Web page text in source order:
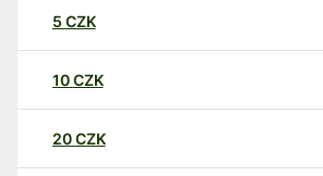
5 CZK
10CZK
20CZK